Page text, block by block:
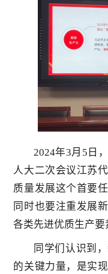
2024年3月5日
人大二次会议江苏
质量发展这个首要
同时也要注重发展
各类先进优质生产要
同学们认识到
的关键力量，是实